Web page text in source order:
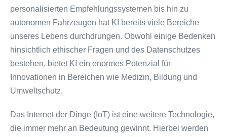
personalisierten Empfehlungssystemen bis hin zu
autonomen Fahrzeugen hat KI bereits viele Bereiche
unseres Lebens durchdrungen. Obwohl einige Bedenken
hinsichtlich ethischer Fragen und des Datenschutzes
bestehen, bietet KI ein enormes Potenzial für
Innovationen in Bereichen wie Medizin, Bildung und
Umweltschutz.
Das Internet der Dinge (IoT) ist eine weitere Technologie,
die immer mehr an Bedeutung gewinnt. Hierbei werden